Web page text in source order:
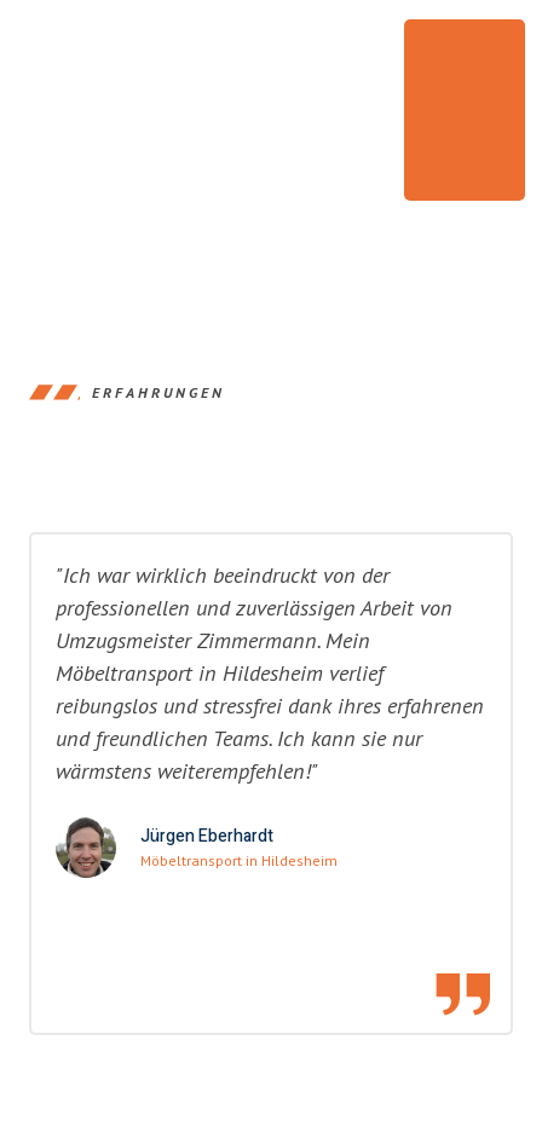
ERFAHRUNGEN
"Ich war wirklich beeindruckt von der
professionellen und zuverlässigen Arbeit von
Umzugsmeister Zimmermann. Mein
Möbeltransport in Hildesheim verlief
reibungslos und stressfrei dank ihres erfahrenen
und freundlichen Teams. Ich kann sie nur
wärmstens weiterempfehlen!"
Jürgen Eberhardt
Möbeltransport in Hildesheim